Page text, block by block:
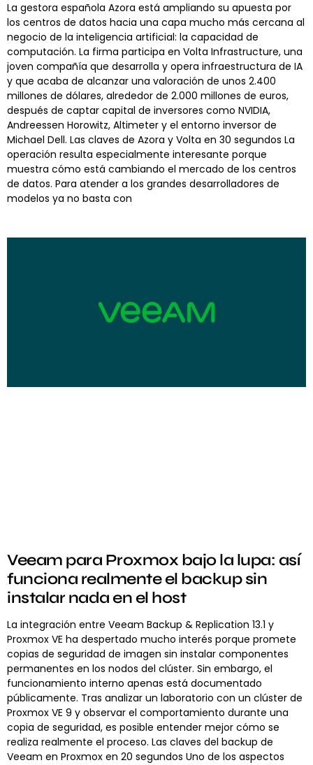
La gestora española Azora está ampliando su apuesta por
los centros de datos hacia una capa mucho más cercana al
negocio de la inteligencia artificial: la capacidad de
computación. La firma participa en Volta Infrastructure, una
joven compañía que desarrolla y opera infraestructura de IA
y que acaba de alcanzar una valoración de unos 2.400
millones de dólares, alrededor de 2.000 millones de euros,
después de captar capital de inversores como NVIDIA,
Andreessen Horowitz, Altimeter y el entorno inversor de
Michael Dell. Las claves de Azora y Volta en 30 segundos La
operación resulta especialmente interesante porque
muestra cómo está cambiando el mercado de los centros
de datos. Para atender a los grandes desarrolladores de
modelos ya no basta con
Veeam para Proxmox bajo la lupa: así
funciona realmente el backup sin
instalar nada en el host
La integración entre Veeam Backup & Replication 13.1 y
Proxmox VE ha despertado mucho interés porque promete
copias de seguridad de imagen sin instalar componentes
permanentes en los nodos del clúster. Sin embargo, el
funcionamiento interno apenas está documentado
públicamente. Tras analizar un laboratorio con un clúster de
Proxmox VE 9 y observar el comportamiento durante una
copia de seguridad, es posible entender mejor cómo se
realiza realmente el proceso. Las claves del backup de
Veeam en Proxmox en 20 segundos Uno de los aspectos